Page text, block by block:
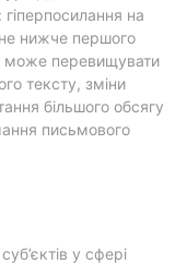
на
нижче першого
може перевищувати
тексту, зміни
більшого обсягу
письмового
у сфері